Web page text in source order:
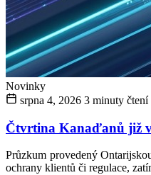
Novinky
srpna 4, 2026 3 minuty čtení
Čtvrtina Kanaďanů již
Průzkum provedený
ochrany klientů či regulace,